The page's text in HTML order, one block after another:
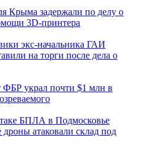
Крыма задержали по делу о
3D‑принтера
экс-начальника ГАИ
на торги после дела о
ФБР украл почти $1 млн в
БПЛА в Подмосковье
атаковали склад под